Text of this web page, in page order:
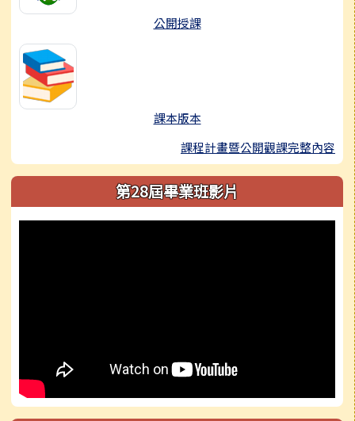
公開授課
課本版本
課程計畫暨公開觀課完整內容
第28屆畢業班影片